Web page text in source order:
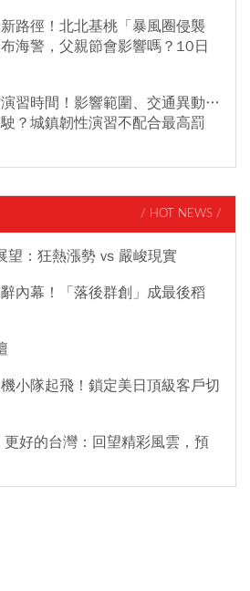
路徑！北北基桃「暴風圈侵襲
海警，父親節會影響嗎？10日
習時間！影響範圍、交通異動…
？城鎮韌性演習不配合最高罰
/ HOT NEWS /
望：狂熱漲勢 vs 嚴峻現實
內幕！「落後群創」成最後稻
小隊起飛！鎖定美日頂級客戶切
好的台灣：回望精彩風雲，預